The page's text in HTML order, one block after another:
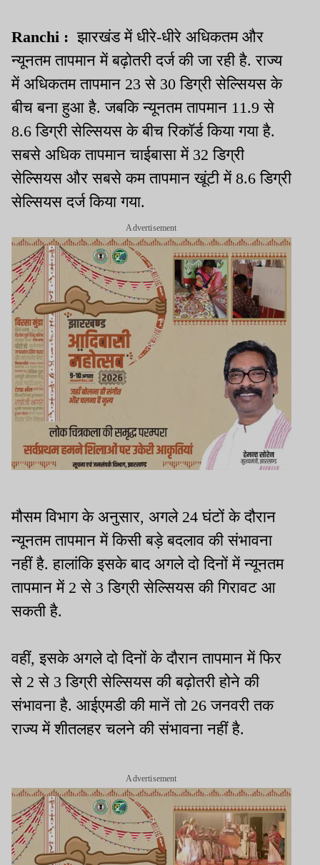
Ranchi : झारखंड में धीरे-धीरे अधिकतम और
न्यूनतम तापमान में बढ़ोतरी दर्ज की जा रही है. राज्य
में अधिकतम तापमान 23 से 30 डिग्री सेल्सियस के
बीच बना हुआ है. जबकि न्यूनतम तापमान 11.9 से
8.6 डिग्री सेल्सियस के बीच रिकॉर्ड किया गया है.
सबसे अधिक तापमान चाईबासा में 32 डिग्री
सेल्सियस और सबसे कम तापमान खूंटी में 8.6 डिग्री
सेल्सियस दर्ज किया गया.
Advertisement
मौसम विभाग के अनुसार, अगले 24 घंटों के दौरान
न्यूनतम तापमान में किसी बड़े बदलाव की संभावना
नहीं है. हालांकि इसके बाद अगले दो दिनों में न्यूनतम
तापमान में 2 से 3 डिग्री सेल्सियस की गिरावट आ
सकती है.
वहीं, इसके अगले दो दिनों के दौरान तापमान में फिर
से 2 से 3 डिग्री सेल्सियस की बढ़ोतरी होने की
संभावना है. आईएमडी की मानें तो 26 जनवरी तक
राज्य में शीतलहर चलने की संभावना नहीं है.
Advertisement